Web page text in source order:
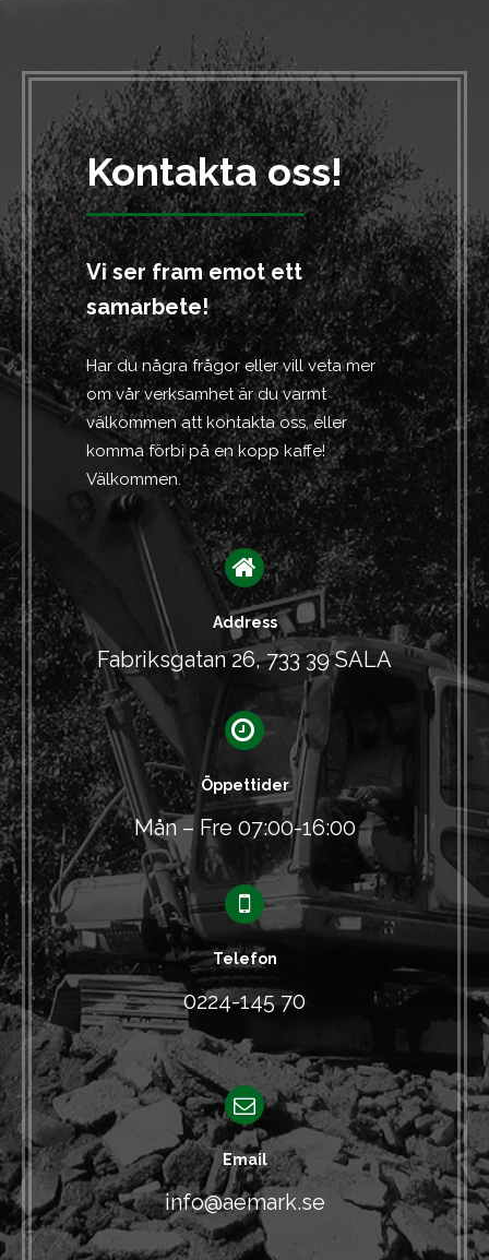
Kontakta oss!
Vi ser fram emot ett
samarbete!
Har du några frågor eller vill veta mer
om vår verksamhet är du varmt
välkommen att kontakta oss, eller
komma förbi på en kopp kaffe!
Välkommen.
Address
Fabriksgatan 26, 733 39 SALA
Öppettider
Mån – Fre 07:00-16:00
Telefon
0224-145 70
Email
info@aemark.se